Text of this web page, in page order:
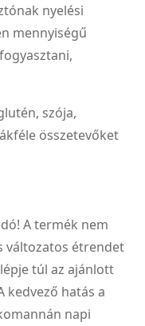
nyelési
mennyiségű
szója,
összetevőket
A termék nem
változatos étrendet
túl az ajánlott
kedvező hatás a
napi